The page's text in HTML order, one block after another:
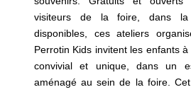
visiteurs de la foire, dans
disponibles, ces ateliers
Perrotin Kids invitent les enfants
convivial et unique, dans un
aménagé au sein de la foire.